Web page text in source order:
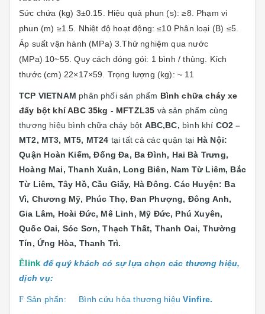
Sức chứa (kg) 3±0.15. Hiệu quả phun (s): ≥8. Phạm vi
phun (m) ≥1.5. Nhiệt độ hoạt động: ≤10 Phân loại (B) ≤5.
Áp suất vận hành (MPa) 3.Thử nghiệm qua nước
(MPa) 10~55. Quy cách đóng gói: 1 bình / thùng. Kích
thước (cm) 22×17×59. Trọng lượng (kg): ~ 11
TCP VIETNAM phân phối sản phẩm Bình chữa cháy xe
đẩy bột khí ABC 35kg - MFTZL35 và sản phẩm cùng
thương hiệu bình chữa cháy bột ABC,BC, bình khí CO2 –
MT2, MT3, MT5, MT24 tạitất cả các quận tại Hà Nội:
Quận Hoàn Kiếm, Đống Đa, Ba Đình, Hai Bà Trưng,
Hoàng Mai, Thanh Xuân, Long Biên, Nam Từ Liêm, Bắc
Từ Liêm, Tây Hồ, Cầu Giấy, Hà Đông. Các Huyện: Ba
Vì, Chương Mỹ, Phúc Thọ, Đan Phượng, Đông Anh,
Gia Lâm, Hoài Đức, Mê Linh, Mỹ Đức, Phú Xuyên,
Quốc Oai, Sóc Sơn, Thạch Thất, Thanh Oai, Thường
Tín, Ứng Hòa, Thanh Trì.
Êlink để quý khách có sự lựa chọn các thương hiệu,
dịch vụ:
F Sản phẩn: Bình cứu hỏa thương hiệuVinfire.